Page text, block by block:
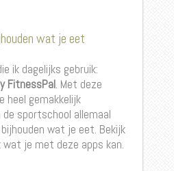
wat je eet
ik dagelijks gebruik:
FitnessPal. Met deze
heel gemakkelijk
sportschool allemaal
wat je eet. Bekijk
je met deze apps kan.